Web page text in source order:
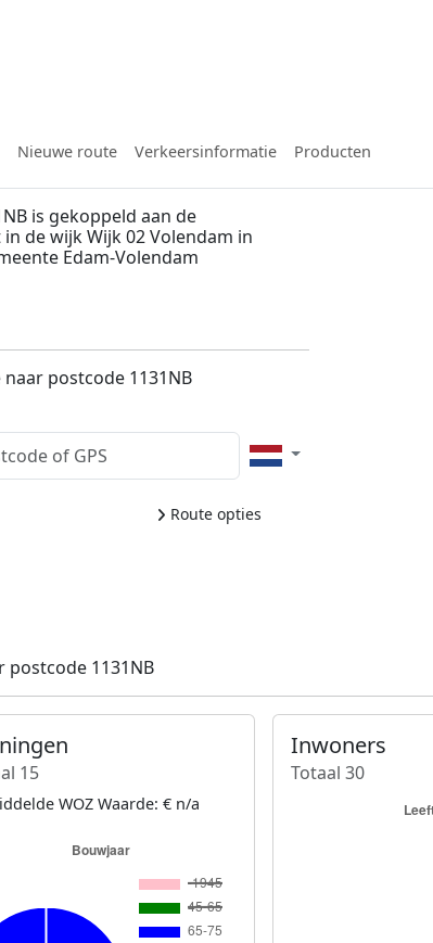
Nieuwe route Verkeersinformatie Producten
is gekoppeld aan de
de wijk Wijk 02 Volendam in
Edam-Volendam
postcode 1131NB
Route opties
postcode 1131NB
15
WOZ Waarde: € n/a
Inwoners
Totaal 30